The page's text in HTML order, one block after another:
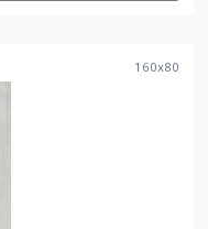
160x80